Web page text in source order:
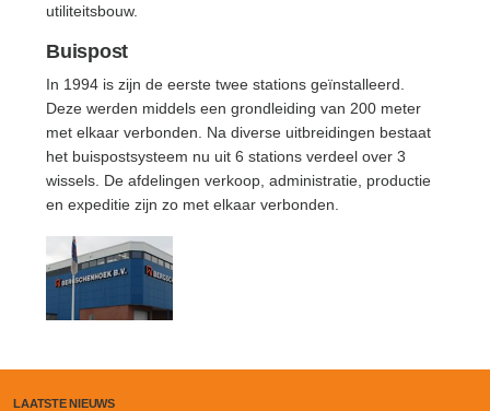
utiliteitsbouw.
Buispost
In 1994 is zijn de eerste twee stations geïnstalleerd.
Deze werden middels een grondleiding van 200 meter
met elkaar verbonden. Na diverse uitbreidingen bestaat
het buispostsysteem nu uit 6 stations verdeel over 3
wissels. De afdelingen verkoop, administratie, productie
en expeditie zijn zo met elkaar verbonden.
LAATSTE NIEUWS